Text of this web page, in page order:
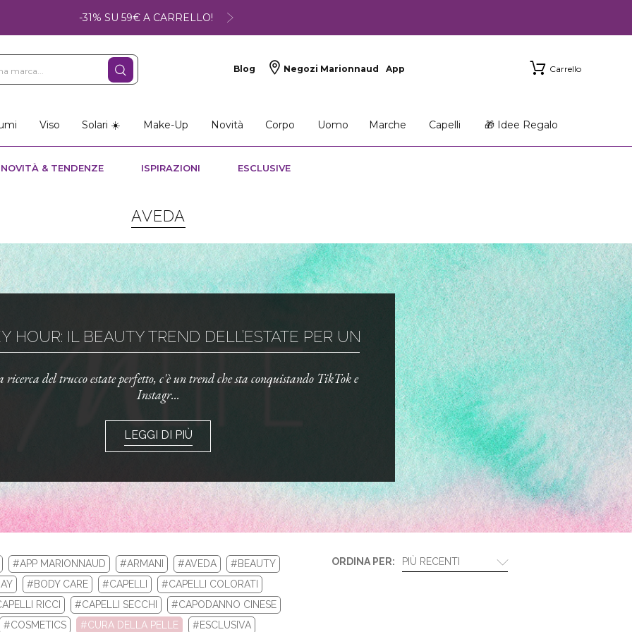
-31% SU 59€ A CARRELLO!
Blog Negozi Marionnaud App Carrello
Viso Solari ☀️ Make-Up Novità Corpo Uomo Marche Capelli 🎁 Idee Regalo
NOVITÀ & TENDENZE ISPIRAZIONI ESCLUSIVE
AVEDA
HOUR: IL BEAUTY TREND DELL’ESTATE PER UN TRUCCO ...
ricerca del trucco estate perfetto, c'è un trend che sta conquistando TikTok e
Instagr...
LEGGI DI PIÙ
TUA ROUTINE CON I BEST SELLERS DI BIOTHERM E LANCÔM...
#APP MARIONNAUD #ARMANI #AVEDA
#BEAUTY
#BODY CARE #CAPELLI
#CAPELLI COLORATI
RICCI #CAPELLI SECCHI
#CAPODANNO CINESE
#COSMETICS #CURA DELLA PELLE
#ESCLUSIVA
ORDINA PER: PIÙ RECENTI